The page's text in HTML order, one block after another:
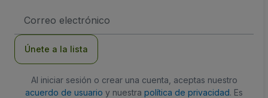
de
Únete a la lista
Al iniciar sesión o crear una cuenta, aceptas nuestro
acuerdo de usuario y nuestra política de privacidad. Es